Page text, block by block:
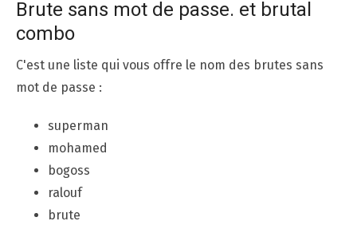
Brute sans mot de passe. et brutal
combo
C'est une liste qui vous offre le nom des brutes sans
mot de passe :
superman
mohamed
bogoss
ralouf
brute